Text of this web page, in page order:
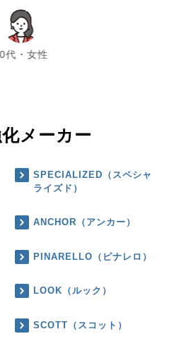
代・女性
chevron_left chevron_right
メーカー
SPECIALIZED（スペシャ
ライズド）
ANCHOR（アンカー）
PINARELLO（ピナレロ）
LOOK（ルック）
SCOTT（スコット）